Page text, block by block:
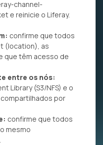
channel-
e reinicie o Liferay.
confirme que todos
(location), as
que têm acesso de
entre os nós:
Library (S3/NFS) e o
por
confirme que todos
mesmo